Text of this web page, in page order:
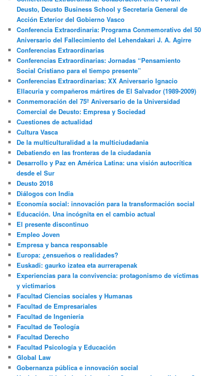
Deusto, Deusto Business School y Secretaría General de
Acción Exterior del Gobierno Vasco
Conferencia Extraordinaria: Programa Conmemorativo del 50
Aniversario del Fallecimiento del Lehendakari J. A. Agirre
Conferencias Extraordinarias
Conferencias Extraordinarias: Jornadas “Pensamiento
Social Cristiano para el tiempo presente”
Conferencias Extraordinarias: XX Aniversario Ignacio
Ellacuria y compañeros mártires de El Salvador (1989-2009)
Conmemoración del 75º Aniversario de la Universidad
Comercial de Deusto: Empresa y Sociedad
Cuestiones de actualidad
Cultura Vasca
De la multiculturalidad a la multiciudadania
Debatiendo en las fronteras de la ciudadanía
Desarrollo y Paz en América Latina: una visión autocrítica
desde el Sur
Deusto 2018
Diálogos con India
Economía social: innovación para la transformación social
Educación. Una incógnita en el cambio actual
El presente discontinuo
Empleo Joven
Empresa y banca responsable
Europa: ¿ensueños o realidades?
Euskadi: gaurko izatea eta aurrerapenak
Experiencias para la convivencia: protagonismo de víctimas
y victimarios
Facultad Ciencias sociales y Humanas
Facultad de Empresariales
Facultad de Ingeniería
Facultad de Teología
Facultad Derecho
Facultad Psicología y Educación
Global Law
Gobernanza pública e innovación social